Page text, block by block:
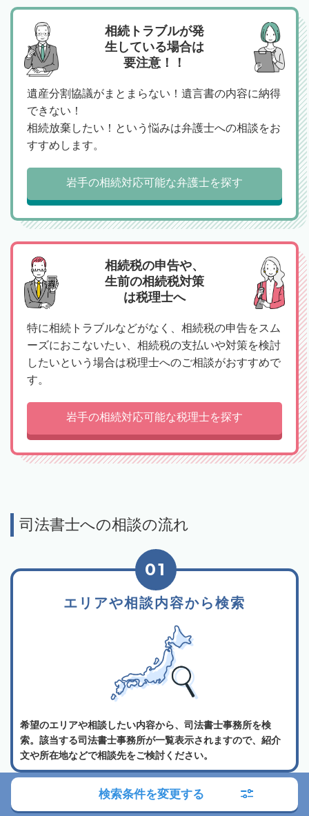
相続トラブルが発
生している場合は
要注意！！
遺産分割協議がまとまらない！遺言書の内容に納得
できない！
相続放棄したい！という悩みは弁護士への相談をお
すすめします。
岩手の相続対応可能な弁護士を探す
相続税の申告や、
生前の相続税対策
は税理士へ
特に相続トラブルなどがなく、相続税の申告をスム
ーズにおこないたい、相続税の支払いや対策を検討
したいという場合は税理士へのご相談がおすすめで
す。
岩手の相続対応可能な税理士を探す
司法書士への相談の流れ
エリアや相談内容から検索
01
希望のエリアや相談したい内容から、司法書士事務所を検
索。該当する司法書士事務所が一覧表示されますので、紹介
文や所在地などで相談先をご検討ください。
02
検索条件を変更する